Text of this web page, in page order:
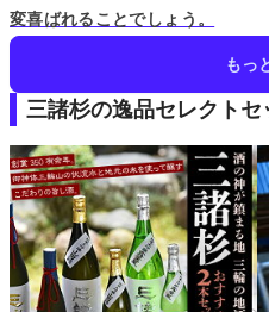
変喜ばれることでしょう。
もっ
三諸杉の逸品セレクトセ